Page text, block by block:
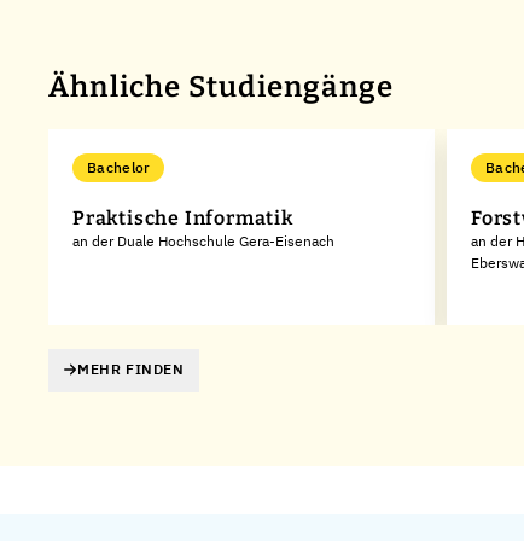
Ähnliche Studiengänge
Bachelor
Praktische Informatik
an der Duale Hochschule Gera-Eisenach
an der
MEHR FINDEN